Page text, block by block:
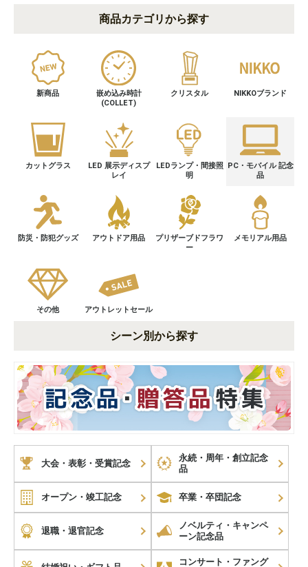
商品カテゴリから探す
新商品
嵌め込み時計
(COLLET)
クリスタル NIKKOブランド
カットグラス
LED 展示ディスプ
レイ
LEDランプ・間接照
明
PC・モバイル 記念
品
防災・防犯グッズ アウトドア用品
プリザーブドフラワ
ー
メモリアル用品
その他 アウトレットセール
シーン別から探す
大会・表彰・受賞記念
永続・周年・創立記念
品
オープン・竣工記念 卒業・卒団記念
退職・退官記念
ノベルティ・キャンペ
ーン記念品
コンサート・ファング